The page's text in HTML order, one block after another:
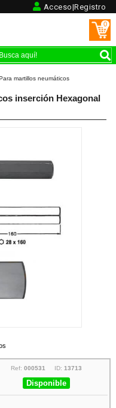
Acceso|Registro
0
martillos neumáticos
inserción Hexagonal
Ref: 000531 ID: 13713
Disponible